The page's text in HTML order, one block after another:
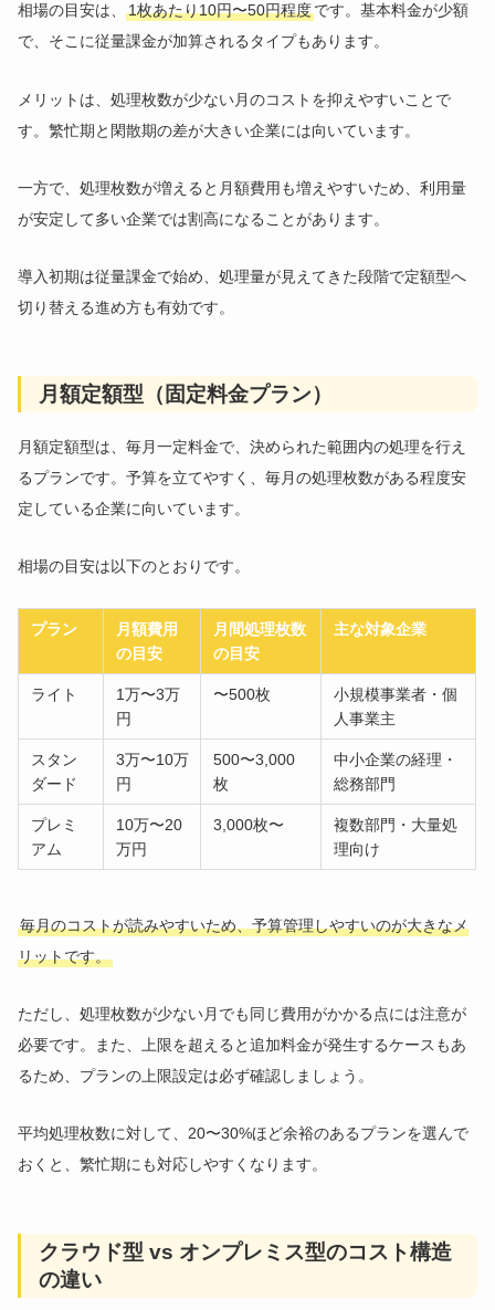
相場の目安は、1枚あたり10円〜50円程度です。基本料金が少額
で、そこに従量課金が加算されるタイプもあります。
メリットは、処理枚数が少ない月のコストを抑えやすいことで
す。繁忙期と閑散期の差が大きい企業には向いています。
一方で、処理枚数が増えると月額費用も増えやすいため、利用量
が安定して多い企業では割高になることがあります。
導入初期は従量課金で始め、処理量が見えてきた段階で定額型へ
切り替える進め方も有効です。
月額定額型（固定料金プラン）
月額定額型は、毎月一定料金で、決められた範囲内の処理を行え
るプランです。予算を立てやすく、毎月の処理枚数がある程度安
定している企業に向いています。
相場の目安は以下のとおりです。
プラン
月額費用
の目安
月間処理枚数
の目安
主な対象企業
ライト
1万〜3万
円
〜500枚
小規模事業者・個
人事業主
スタン
ダード
3万〜10万
円
500〜3,000
枚
中小企業の経理・
総務部門
プレミ
アム
10万〜20
万円
3,000枚〜
複数部門・大量処
理向け
毎月のコストが読みやすいため、予算管理しやすいのが大きなメ
リットです。
ただし、処理枚数が少ない月でも同じ費用がかかる点には注意が
必要です。また、上限を超えると追加料金が発生するケースもあ
るため、プランの上限設定は必ず確認しましょう。
平均処理枚数に対して、20〜30%ほど余裕のあるプランを選んで
おくと、繁忙期にも対応しやすくなります。
クラウド型 vs オンプレミス型のコスト構造
の違い